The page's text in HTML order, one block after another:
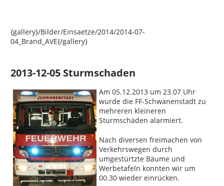
{gallery}/Bilder/Einsaetze/2014/2014-07-
04_Brand_AVE{/gallery}
2013-12-05 Sturmschaden
Am 05.12.2013 um 23.07 Uhr
wurde die FF-Schwanenstadt zu
mehreren kleineren
Sturmschäden alarmiert.
Nach diversen freimachen von
Verkehrswegen durch
umgestürtzte Bäume und
Werbetafeln konnten wir um
00.30 wieder einrücken.